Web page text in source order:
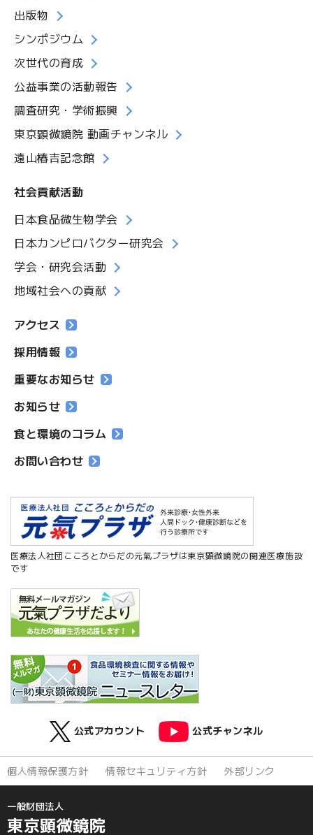
出版物
シンポジウム
次世代の育成
公益事業の活動報告
調査研究・学術振興
東京顕微鏡院 動画チャンネル
遠山椿吉記念館
社会貢献活動
日本食品微生物学会
日本カンピロバクター研究会
学会・研究会活動
地域社会への貢献
アクセス
採用情報
重要なお知らせ
お知らせ
食と環境のコラム
お問い合わせ
医療法人社団こころとからだの元氣プラザは東京顕微鏡院の関連医療施設
です
公式アカウント 公式チャンネル
個人情報保護方針 情報セキュリティ方針 外部リンク
一般財団法人
東京顕微鏡院